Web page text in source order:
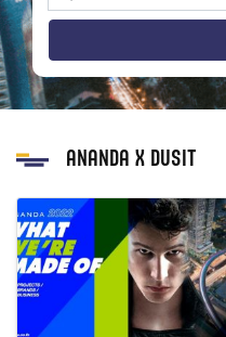
strain-station
ANANDA X DUSIT